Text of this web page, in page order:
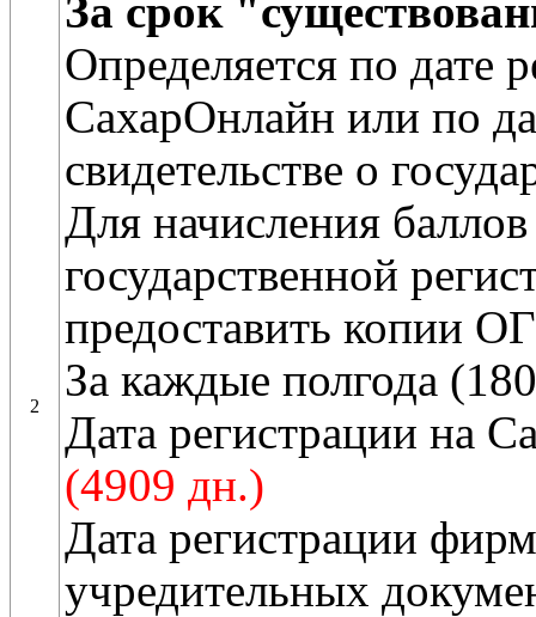
2
За срок
Определяется по дате
СахарОнлайн или по
свидетельстве о
Для начисления
государственной
предоставить копии
За каждые полгода
Дата регистрации на
(4909 дн.)
Дата регистрации
учредительных